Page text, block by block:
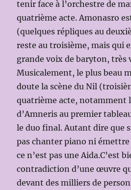
tenir face à l’orchestre de
quatrième acte. Amonasro
(quelques répliques au
reste au troisième, mais qui
grande voix de baryton, très
Musicalement, le plus beau
doute la scène du Nil
quatrième acte, notamment
d’Amneris au premier
le duo final. Autant dire que
pas chanter piano ni
ce n’est pas une Aida.C’est
contradiction d’une œuvre
devant des milliers de